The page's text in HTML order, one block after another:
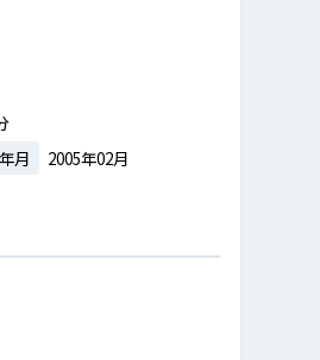
月 2005年02月